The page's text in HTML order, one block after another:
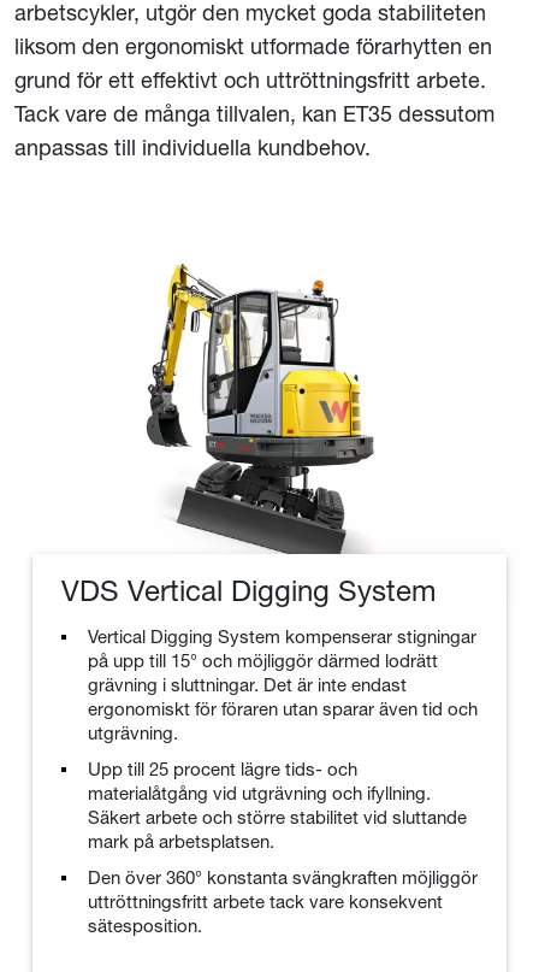
arbetscykler, utgör den mycket goda stabiliteten
liksom den ergonomiskt utformade förarhytten en
grund för ett effektivt och uttröttningsfritt arbete.
Tack vare de många tillvalen, kan ET35 dessutom
anpassas till individuella kundbehov.
VDS Vertical Digging System
Vertical Digging System kompenserar stigningar
på upp till 15° och möjliggör därmed lodrätt
grävning i sluttningar. Det är inte endast
ergonomiskt för föraren utan sparar även tid och
utgrävning.
Upp till 25 procent lägre tids- och
materialåtgång vid utgrävning och ifyllning.
Säkert arbete och större stabilitet vid sluttande
mark på arbetsplatsen.
Den över 360° konstanta svängkraften möjliggör
uttröttningsfritt arbete tack vare konsekvent
sätesposition.